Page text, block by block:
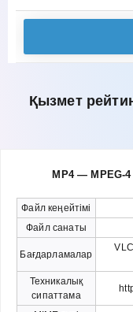
Қызмет
MP4 — MPEG-
Файл кеңейтімі
Файл санаты
Бағдарламалар
Техникалық
сипаттама